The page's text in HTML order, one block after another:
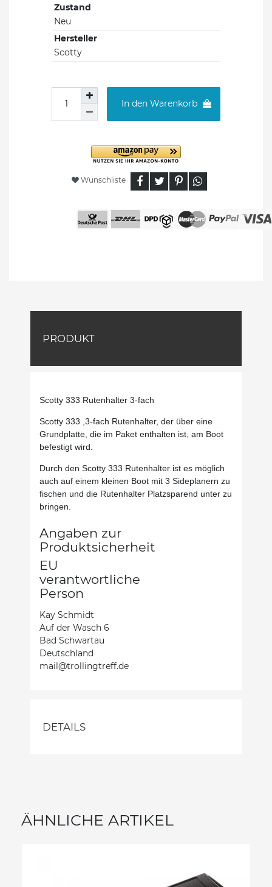
Zustand
Neu
Hersteller
Scotty
In den Warenkorb
Wunschliste
PRODUKT
Scotty 333 Rutenhalter 3-fach
Scotty 333 ,3-fach Rutenhalter, der über eine
Grundplatte, die im Paket enthalten ist, am Boot
befestigt wird.
Durch den Scotty 333 Rutenhalter ist es möglich
auch auf einem kleinen Boot mit 3 Sideplanern zu
fischen und die Rutenhalter Platzsparend unter zu
bringen.
Angaben zur
Produktsicherheit
EU
verantwortliche
Person
Kay Schmidt
Auf der Wasch 6
Bad Schwartau
Deutschland
mail@trollingtreff.de
DETAILS
ÄHNLICHE ARTIKEL